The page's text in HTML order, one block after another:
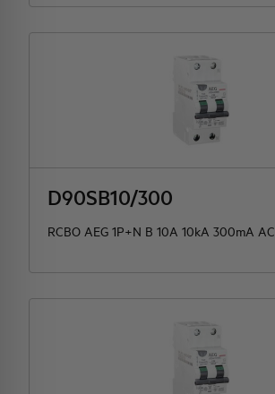
D90SB10/300
RCBO AEG 1P+N B 10A 10kA 300mA AC